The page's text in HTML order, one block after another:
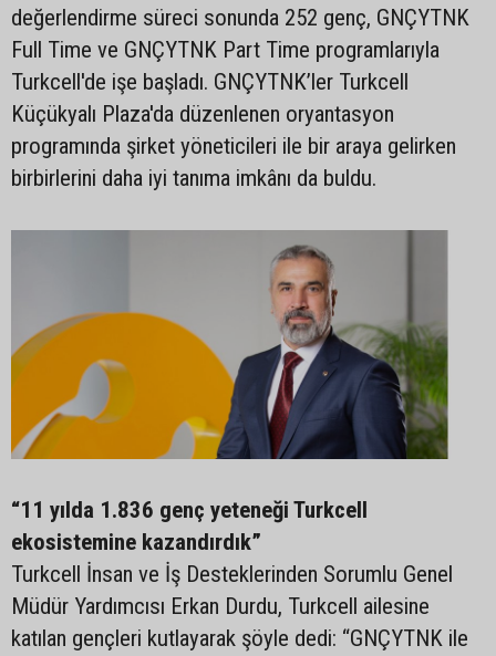
değerlendirme süreci sonunda 252 genç, GNÇYTNK
Full Time ve GNÇYTNK Part Time programlarıyla
Turkcell'de işe başladı. GNÇYTNK’ler Turkcell
Küçükyalı Plaza'da düzenlenen oryantasyon
programında şirket yöneticileri ile bir araya gelirken
birbirlerini daha iyi tanıma imkânı da buldu.
“11 yılda 1.836 genç yeteneği Turkcell
ekosistemine kazandırdık”
Turkcell İnsan ve İş Desteklerinden Sorumlu Genel
Müdür Yardımcısı Erkan Durdu, Turkcell ailesine
katılan gençleri kutlayarak şöyle dedi: “GNÇYTNK ile